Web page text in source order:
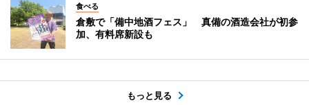
食べる
倉敷で「備中地酒フェス」 真備の酒造会社が初参
加、有料席新設も
もっと見る